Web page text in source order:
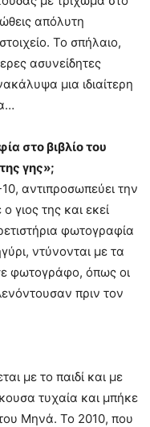
απόλυτη
Το σπήλαιο,
ασυνείδητες
μια ιδιαίτερη
στο βιβλίο του
γης»;
αντιπροσωπεύει την
γιος της και εκεί
φωτογραφία
ντύνονται με τα
φωτογράφο, όπως οι
πριν τον
με το παιδί και με
τυχαία και μπήκε
Μηνά. Το 2010, που